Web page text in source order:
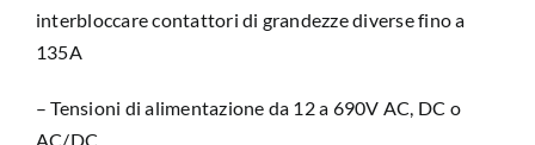
interbloccare contattori di grandezze diverse fino a
135A
– Tensioni di alimentazione da 12 a 690V AC, DC o
AC/DC